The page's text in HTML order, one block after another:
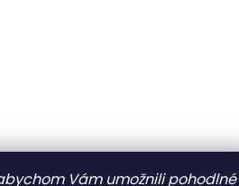
Vám umožnili pohodlné